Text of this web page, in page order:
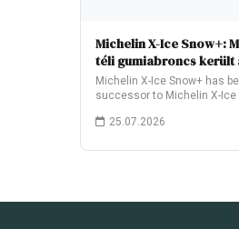
Michelin X-Ice Snow+:
téli gumiabroncs
Michelin X-Ice Snow+ has
successor to Michelin X-Ice
25.07.2026